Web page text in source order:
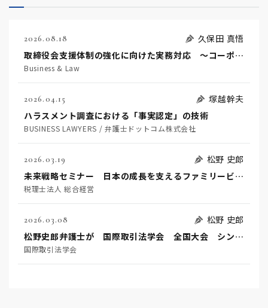
2026.08.18
久保田 真悟
取締役会支援体制の強化に向けた実務対応 ～コーポレートガバナンス・コードを踏まえた支援機能の高度化に向けて～
Business & Law
2026.04.15
塚越幹夫
ハラスメント調査における「事実認定」の技術
BUSINESS LAWYERS / 弁護士ドットコム株式会社
2026.03.19
松野 史郎
未来戦略セミナー 日本の成長を支えるファミリービジネス
税理士法人 総合経営
2026.03.08
松野 史郎
松野史郎弁護士が 国際取引法学会 全国大会 シンポジウムに登壇します。
国際取引法学会